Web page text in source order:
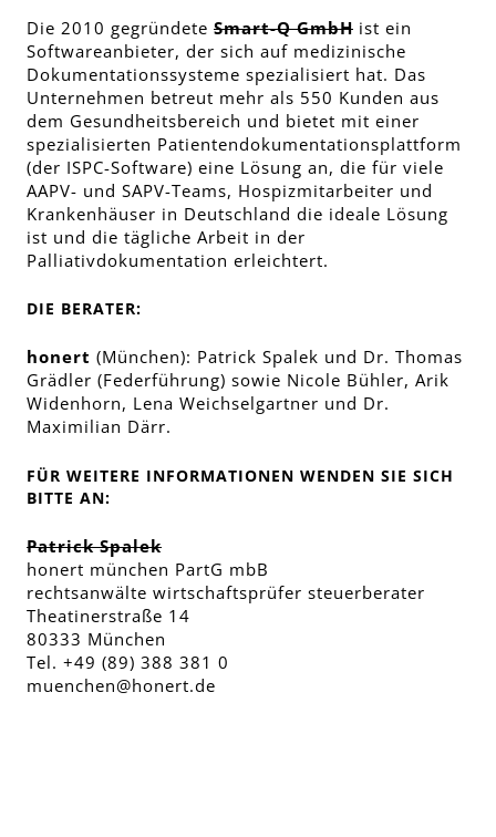
Die 2010 gegründete Smart-Q GmbH ist ein
Softwareanbieter, der sich auf medizinische
Dokumentationssysteme spezialisiert hat. Das
Unternehmen betreut mehr als 550 Kunden aus
dem Gesundheitsbereich und bietet mit einer
spezialisierten Patientendokumentationsplattform
(der ISPC-Software) eine Lösung an, die für viele
AAPV- und SAPV-Teams, Hospizmitarbeiter und
Krankenhäuser in Deutschland die ideale Lösung
ist und die tägliche Arbeit in der
Palliativdokumentation erleichtert.
DIE BERATER:
honert (München): Patrick Spalek und Dr. Thomas
Grädler (Federführung) sowie Nicole Bühler, Arik
Widenhorn, Lena Weichselgartner und Dr.
Maximilian Därr.
FÜR WEITERE INFORMATIONEN WENDEN SIE SICH
BITTE AN:
Patrick Spalek
honert münchen PartG mbB
rechtsanwälte wirtschaftsprüfer steuerberater
Theatinerstraße 14
80333 München
Tel. +49 (89) 388 381 0
muenchen@honert.de